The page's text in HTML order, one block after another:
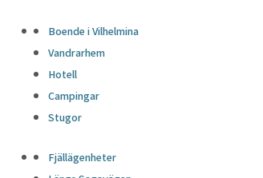
Boende i Vilhelmina
Vandrarhem
Hotell
Campingar
Stugor
Fjällägenheter